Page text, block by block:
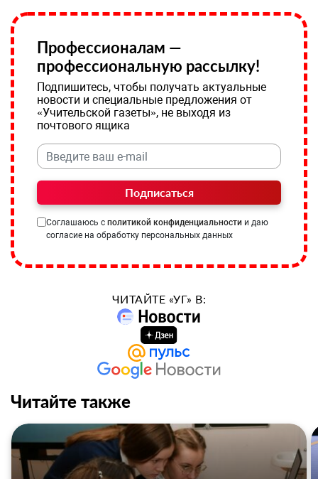
Профессионалам —
профессиональную рассылку!
Подпишитесь, чтобы получать актуальные
новости и специальные предложения от
«Учительской газеты», не выходя из
почтового ящика
Подписаться
Соглашаюсь с политикой конфиденциальности и даю
согласие на обработку персональных данных
ЧИТАЙТЕ «УГ» В:
Читайте также